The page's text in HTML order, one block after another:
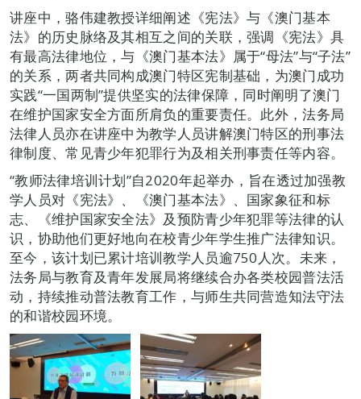
讲座中，骆伟建教授详细阐述《宪法》与《澳门基本
法》的历史脉络及其相互之间的关联，强调《宪法》具
有最高法律地位，与《澳门基本法》属于“母法”与“子法”
的关系，两者共同构成澳门特区宪制基础，为澳门成功
实践“一国两制”提供坚实的法律保障，同时阐明了澳门
在维护国家安全方面所肩负的重要责任。此外，法务局
法律人员亦在讲座中为教学人员讲解澳门特区的刑事法
律制度、常见青少年犯罪行为及相关刑事责任等内容。
“教师法律培训计划”自2020年起举办，旨在透过加强教
学人员对《宪法》、《澳门基本法》、国家象征和标
志、《维护国家安全法》及预防青少年犯罪等法律的认
识，协助他们更好地向在校青少年学生推广法律知识。
至今，该计划已累计培训教学人员逾750人次。未来，
法务局与教育及青年发展局将继续合办各类校园普法活
动，持续推动普法教育工作，与师生共同营造知法守法
的和谐校园环境。